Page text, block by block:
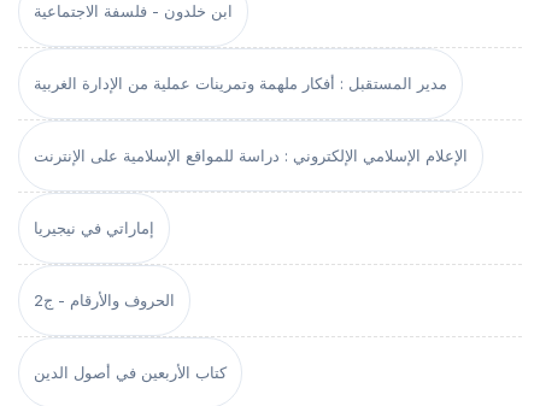
ابن خلدون - فلسفة الاجتماعية
مدير المستقبل : أفكار ملهمة وتمرينات عملية من الإدارة الغربية
الإعلام الإسلامي الإلكتروني : دراسة للمواقع الإسلامية على الإنترنت
إماراتي في نيجيريا
الحروف والأرقام - ج2
كتاب الأربعين في أصول الدين